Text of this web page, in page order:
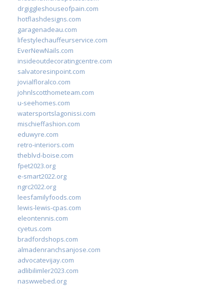
drgiggleshouseofpain.com
hotflashdesigns.com
garagenadeau.com
lifestylechauffeurservice.com
EverNewNails.com
insideoutdecoratingcentre.com
salvatoresinpoint.com
jovialfloralco.com
johnlscotthometeam.com
u-seehomes.com
watersportslagonissi.com
mischieffashion.com
eduwyre.com
retro-interiors.com
theblvd-boise.com
fpet2023.org
e-smart2022.org
ngrc2022.org
leesfamilyfoods.com
lewis-lewis-cpas.com
eleontennis.com
cyetus.com
bradfordshops.com
almadenranchsanjose.com
advocatevijay.com
adlibilimler2023.com
naswwebed.org